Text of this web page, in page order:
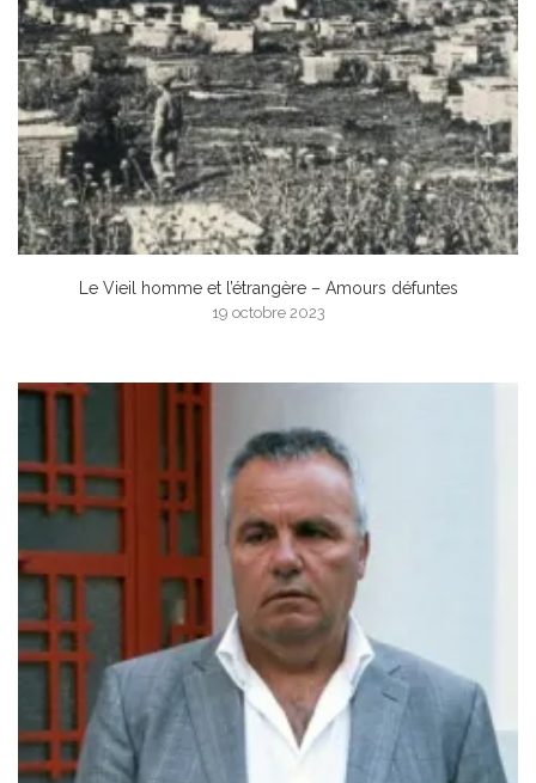
Le Vieil homme et l’étrangère – Amours défuntes
19 octobre 2023